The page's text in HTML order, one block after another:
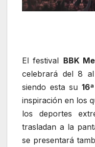
El festival BBK
celebrará del 8
siendo esta su
inspiración en los
los deportes
trasladan a la
se presentará